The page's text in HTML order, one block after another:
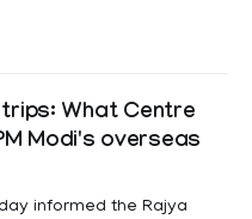
What Centre
Modi's overseas
informed the Rajya